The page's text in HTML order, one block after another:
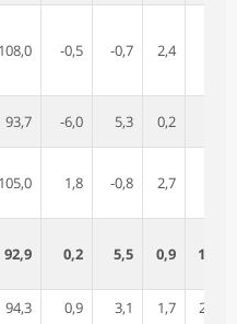
108,0 -0,5 -0,7 2,4
93,7 -6,0 5,3 0,2
105,0 1,8 -0,8 2,7
92,9 0,2 5,5 0,9 14,8
94,3 0,9 3,1 1,7 24,1